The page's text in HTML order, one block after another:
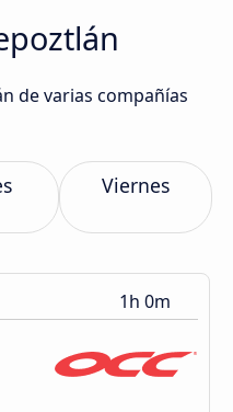
de varias compañías
Viernes
1h 0m